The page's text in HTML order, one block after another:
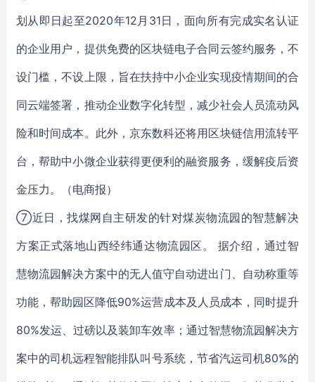
划从即日起至2020年12月31日，面向所有完成实名认证
的企业用户，提供免费的区块链电子合同云签约服务，不
设门槛，不设上限，旨在扶持中小企业实现疫情期间的合
同云端签署，推动企业数字化转型，减少社会人员流动风
险和时间成本。此外，京东数科还将用区块链信用流转平
台，帮助中小微企业获得更便利的融资服务，缓解疫后资
金压力。（电商报）
⑦近日，找煤网自主研发的针对煤炭物流园的智慧解决
方案正式落地山西经纬通达物流园区。 据介绍，通过智
慧物流园解决方案中的无人值守自动进出门、自动称重等
功能，帮助园区降低90%运营成本及人员成本，同时提升
80%发运、过磅以及装卸车效率；通过智慧物流园解决方
案中的司机远程智能排队叫号系统，节省汽运司机80%的